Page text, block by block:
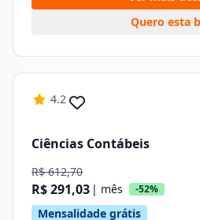
Quero esta
4.2
Ciências Contábeis
R$ 612,70
R$ 291,03 | mês -52%
Mensalidade grátis